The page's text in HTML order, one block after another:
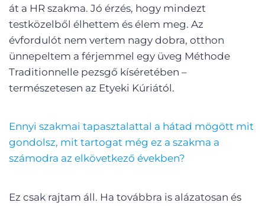
át a HR szakma. Jó érzés, hogy mindezt
testközelből élhettem és élem meg. Az
évfordulót nem vertem nagy dobra, otthon
ünnepeltem a férjemmel egy üveg Méthode
Traditionnelle pezsgő kíséretében –
természetesen az Etyeki Kúriától.
Ennyi szakmai tapasztalattal a hátad mögött mit
gondolsz, mit tartogat még ez a szakma a
számodra az elkövetkező években?
Ez csak rajtam áll. Ha továbbra is alázatosan és